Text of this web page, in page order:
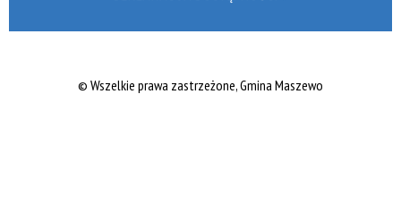
© Wszelkie prawa zastrzeżone, Gmina Maszewo